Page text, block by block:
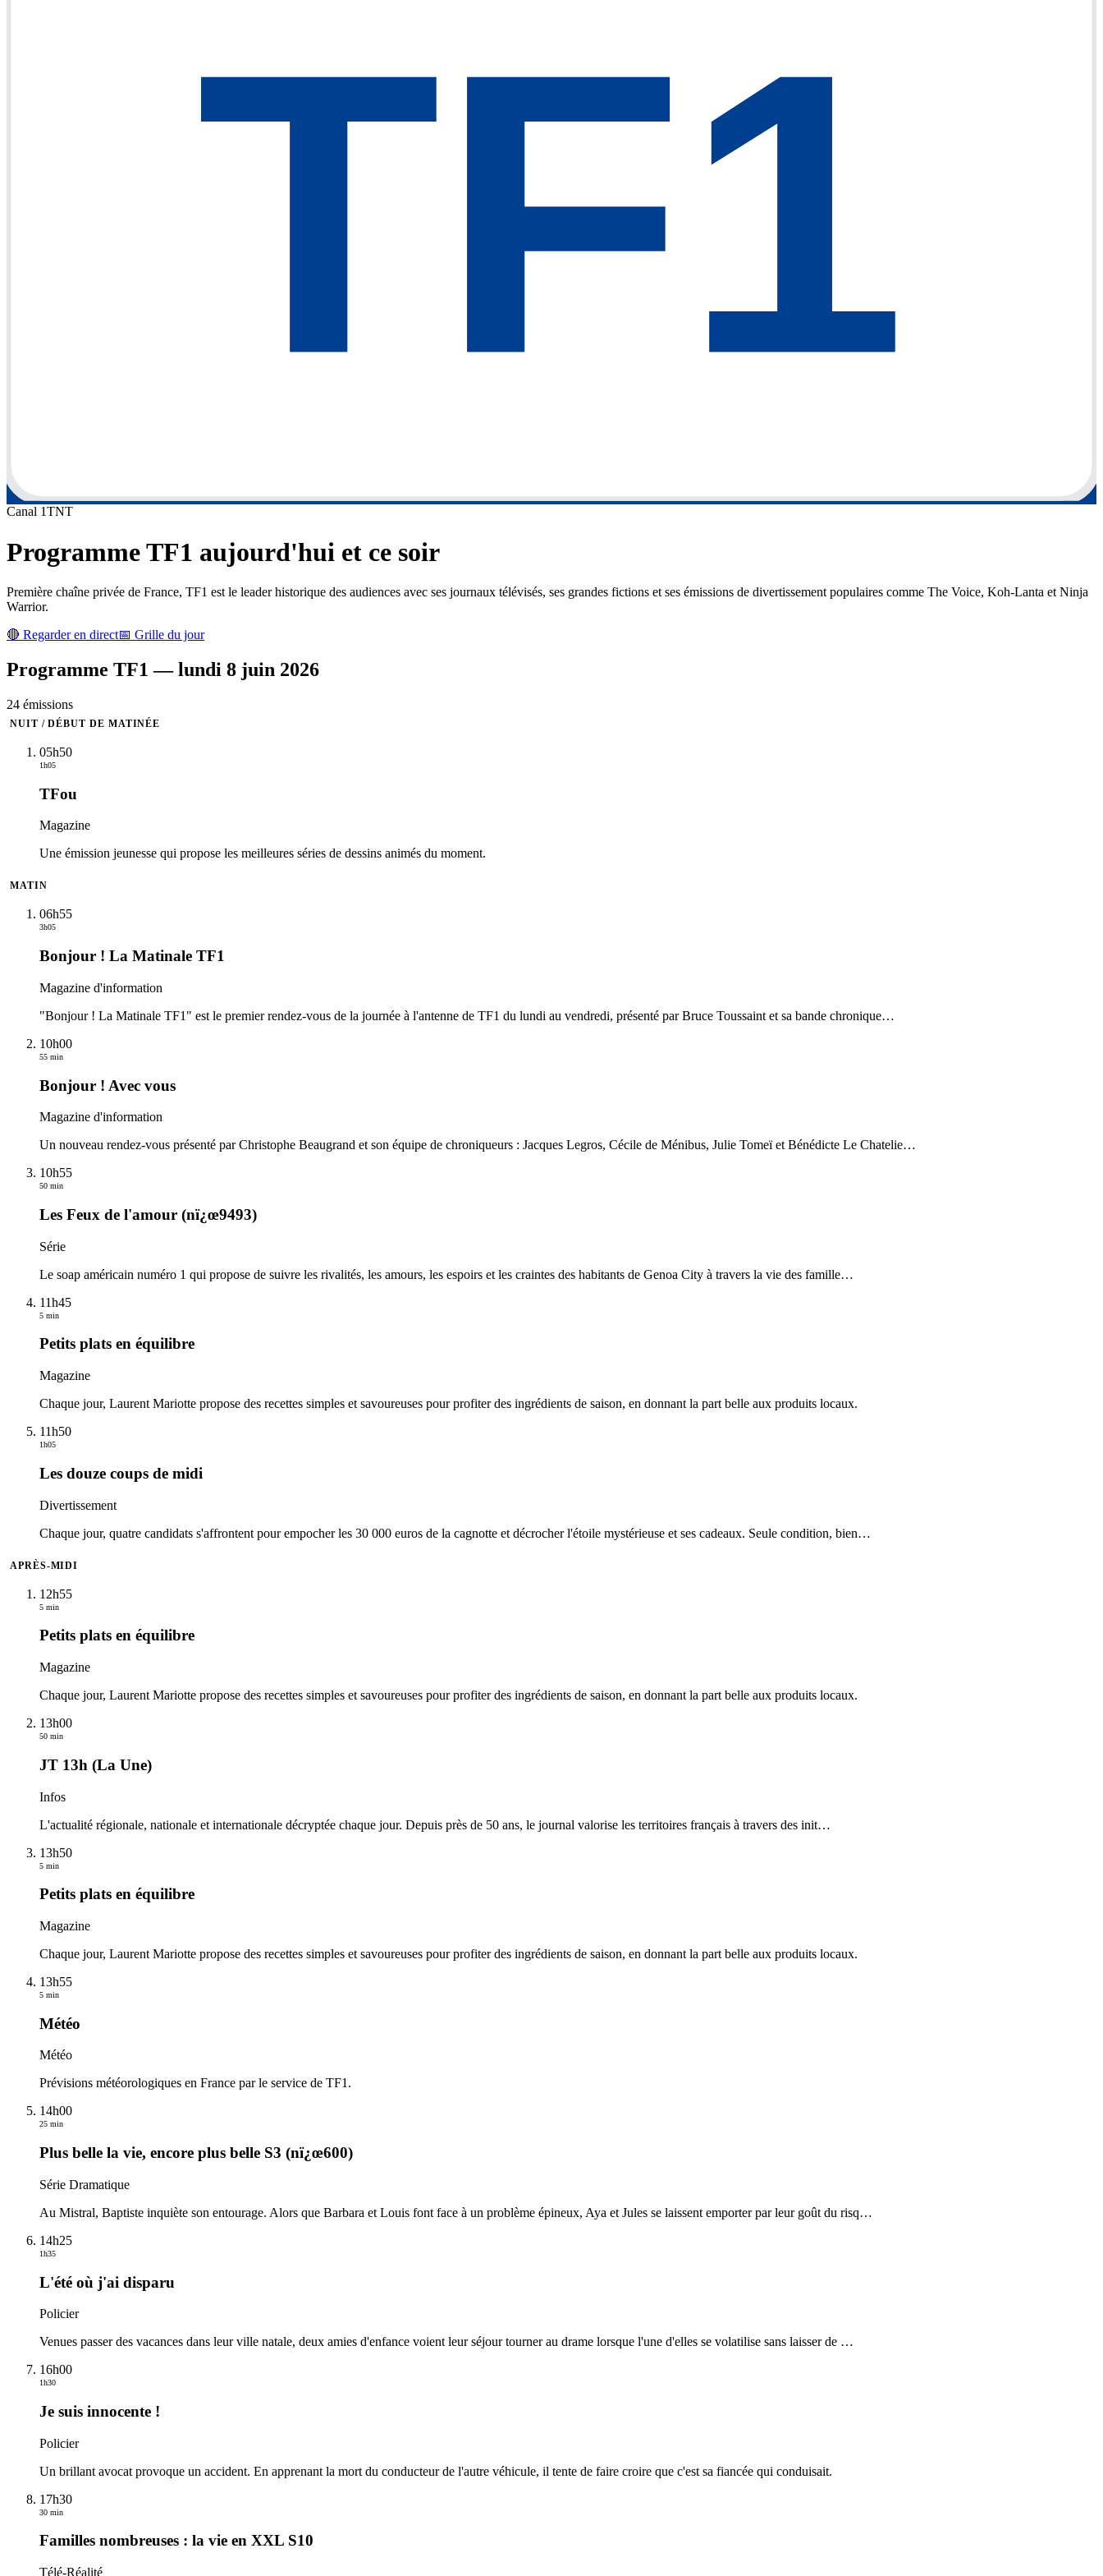
Canal 1TNT
ProgrammeTF1 aujourd'hui et ce soir
Première chaîne privée de France, TF1 est le leader historique des audiences avec ses journaux télévisés, ses grandes fictions et ses émissions de divertissement populaires comme The Voice, Koh-Lanta et Ninja
Warrior.
🔴 Regarder en direct📅 Grille du jour
Programme TF1 —lundi 8 juin 2026
24 émissions
NUIT / DÉBUT DE MATINÉE
05h50
1h05
TFou
Magazine
Une émission jeunesse qui propose les meilleures séries de dessins animés du moment.
MATIN
06h55
3h05
Bonjour ! La Matinale TF1
Magazine d'information
"Bonjour ! La Matinale TF1" est le premier rendez-vous de la journée à l'antenne de TF1 du lundi au vendredi, présenté par Bruce Toussaint et sa bande chronique…
10h00
55 min
Bonjour ! Avec vous
Magazine d'information
Un nouveau rendez-vous présenté par Christophe Beaugrand et son équipe de chroniqueurs : Jacques Legros, Cécile de Ménibus, Julie Tomeï et Bénédicte Le Chatelie…
10h55
50 min
Les Feux de l'amour (nï¿œ9493)
Série
Le soap américain numéro 1 qui propose de suivre les rivalités, les amours, les espoirs et les craintes des habitants de Genoa City à travers la vie des famille…
11h45
5 min
Petits plats en équilibre
Magazine
Chaque jour, Laurent Mariotte propose des recettes simples et savoureuses pour profiter des ingrédients de saison, en donnant la part belle aux produits locaux.
11h50
1h05
Les douze coups de midi
Divertissement
Chaque jour, quatre candidats s'affrontent pour empocher les 30 000 euros de la cagnotte et décrocher l'étoile mystérieuse et ses cadeaux. Seule condition, bien…
APRÈS-MIDI
12h55
5 min
Petits plats en équilibre
Magazine
Chaque jour, Laurent Mariotte propose des recettes simples et savoureuses pour profiter des ingrédients de saison, en donnant la part belle aux produits locaux.
13h00
50 min
JT 13h (La Une)
Infos
L'actualité régionale, nationale et internationale décryptée chaque jour. Depuis près de 50 ans, le journal valorise les territoires français à travers des init…
13h50
5 min
Petits plats en équilibre
Magazine
Chaque jour, Laurent Mariotte propose des recettes simples et savoureuses pour profiter des ingrédients de saison, en donnant la part belle aux produits locaux.
13h55
5 min
Météo
Météo
Prévisions météorologiques en France par le service de TF1.
14h00
25 min
Plus belle la vie, encore plus belle S3 (nï¿œ600)
Série Dramatique
Au Mistral, Baptiste inquiète son entourage. Alors que Barbara et Louis font face à un problème épineux, Aya et Jules se laissent emporter par leur goût du risq…
14h25
1h35
L'été où j'ai disparu
Policier
Venues passer des vacances dans leur ville natale, deux amies d'enfance voient leur séjour tourner au drame lorsque l'une d'elles se volatilise sans laisser de …
16h00
1h30
Je suis innocente !
Policier
Un brillant avocat provoque un accident. En apprenant la mort du conducteur de l'autre véhicule, il tente de faire croire que c'est sa fiancée qui conduisait.
17h30
30 min
Familles nombreuses : la vie en XXL S10
Télé-Réalité